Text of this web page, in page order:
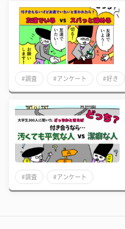
#調査 #アンケート #好き
#調査 #アンケート